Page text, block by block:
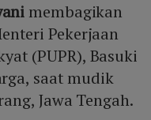
membagikan
Pekerjaan
(PUPR), Basuki
saat mudik
Jawa Tengah.